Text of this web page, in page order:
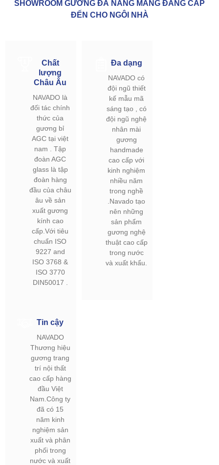
SHOWROOM GƯƠNG ĐÀ NẴNG MANG ĐẲNG CẤP
ĐẾN CHO NGÔI NHÀ
Chất
lượng
Châu Âu
NAVADO là
đối tác chính
thức của
gương bỉ
AGC tại việt
nam . Tập
đoàn AGC
glass là tập
đoàn hàng
đầu của châu
âu về sản
xuất gương
kính cao
cấp.Với tiêu
chuẩn ISO
9227 and
ISO 3768 &
ISO 3770
DIN50017 .
Đa dạng
NAVADO có
đội ngũ thiết
kế mẫu mã
sáng tạo , có
đội ngũ nghệ
nhân mài
gương
handmade
cao cấp với
kinh nghiệm
nhiều năm
trong nghề
.Navado tạo
nên những
sản phẩm
gương nghệ
thuật cao cấp
trong nước
và xuất khẩu.
Tin cậy
NAVADO
Thương hiệu
gương trang
trí nội thất
cao cấp hàng
đầu Việt
Nam.Công ty
đã có 15
năm kinh
nghiệm sản
xuất và phân
phối trong
nước và xuất